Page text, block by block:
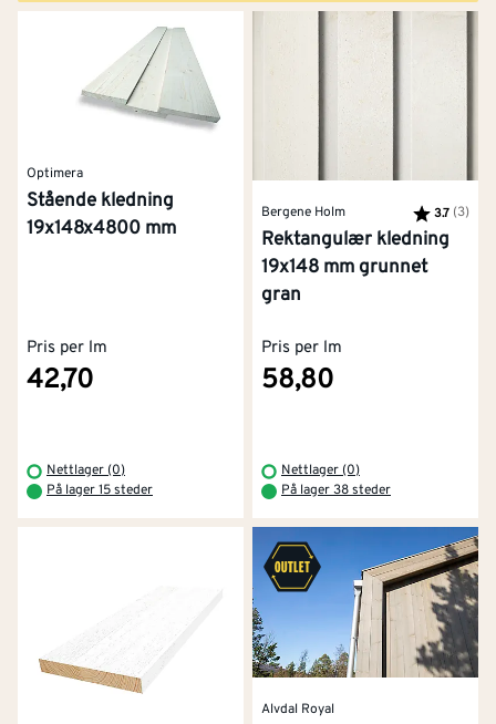
Optimera
Stående kledning
19x148x4800 mm
Pris per lm
42,70
Nettlager (0)
På lager 15 steder
Bergene Holm Karakter:
3.7 (3)
Rektangulær kledning
19x148 mm grunnet
gran
Pris per lm
58,80
Nettlager (0)
På lager 38 steder
Alvdal Royal